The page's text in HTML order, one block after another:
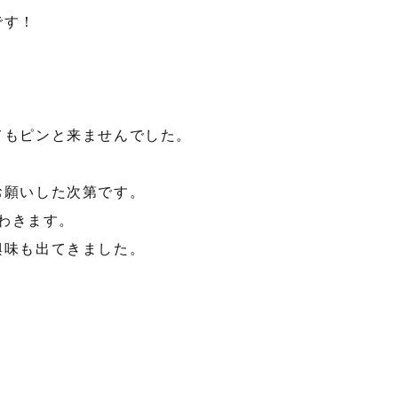
！
ピンと来ませんでした。
いした次第です。
きます。
も出てきました。